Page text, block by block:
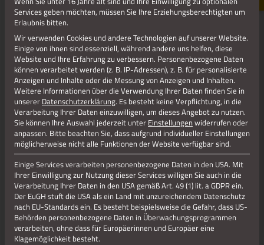
25.07.2024
REPAIR-CAFÉ
Wegwerfen? Denkste!
Das Repair-Café öffnet jeden letzten Donnerstag im Monat
um 17:00 Uhr seine Pforten im Museum Zinkhütter Hof
(entfällt im Mai wg. Feiertag). Im Sinne der Nachhaltigkeit un
der Gemeinschaft können alle, die etwas reparieren lassen
möchten, hier bei einem leckeren Kaffee den vielen sehr
sympathischen Ehrenamtlern dabei zuschauen.
Services geben möchten, müssen Sie Ihre Erziehungsberechtigten um
Erlaubnis bitten.
Wir verwenden Cookies und andere Technologien auf unserer Website.
Einige von ihnen sind essenziell, während andere uns helfen, diese
Website und Ihre Erfahrung zu verbessern. Personenbezogene Daten
können verarbeitet werden (z. B. IP-Adressen), z. B. für personalisierte
Anzeigen und Inhalte oder die Messung von Anzeigen und Inhalten.
Weitere Informationen über die Verwendung Ihrer Daten finden Sie in
unserer Datenschutzerklärung. Es besteht keine Verpflichtung, in die
Verarbeitung Ihrer Daten einzuwilligen, um dieses Angebot zu nutzen.
Sie können Ihre Auswahl jederzeit unter Einstellungen widerrufen oder
anpassen. Bitte beachten Sie, dass aufgrund individueller Einstellungen
möglicherweise nicht alle Funktionen der Website verfügbar sind.
Einige Services verarbeiten personenbezogene Daten in den USA. Mit
Ihrer Einwilligung zur Nutzung dieser Services willigen Sie auch in die
Verarbeitung Ihrer Daten in den USA gemäß Art. 49 (1) lit. a GDPR ein.
Der EuGH stuft die USA als ein Land mit unzureichendem Datenschutz
nach EU-Standards ein. Es besteht beispielsweise die Gefahr, dass US-
Behörden personenbezogene Daten in Überwachungsprogrammen
verarbeiten, ohne dass für Europäerinnen und Europäer eine
Klagemöglichkeit besteht.